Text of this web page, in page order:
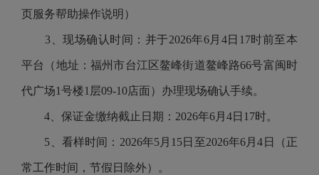
页服务帮助操作说明）
3、现场确认时间：并于2026年6月4日17时前至本
平台（地址：福州市台江区鳌峰街道鳌峰路66号富闽时
代广场1号楼1层09-10店面）办理现场确认手续。
4、保证金缴纳截止日期：2026年6月4日17时。
5、看样时间：2026年5月15日至2026年6月4日（正
常工作时间，节假日除外）。